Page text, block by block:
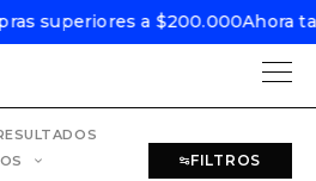
a $200.000Ahora también
FILTROS